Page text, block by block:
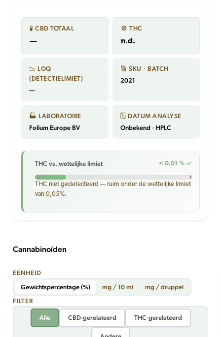
🧪 CBD TOTAAL
—
🚫 THC
n.d.
📉 LOQ
(DETECTIELIMIET)
—
🔢 SKU · BATCH
2021
🏭 LABORATOIRE
Folium Europe BV
🗓 DATUM ANALYSE
Onbekend · HPLC
THC vs. wettelijke limiet < 0,01 % ✓
THC niet gedetecteerd — ruim onder de wettelijke limiet
van 0,05%.
Cannabinoïden
EENHEID
Gewichtspercentage (%)
mg / 10 ml
mg / druppel
FILTER
Alle CBD-gerelateerd THC-gerelateerd